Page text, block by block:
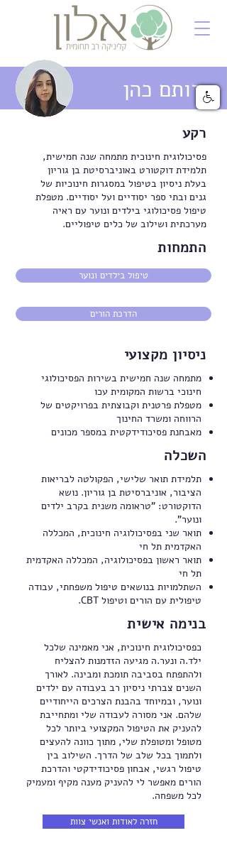
רותם כהן
רקע
פסיכולוגית חינוכית מתמחה שנה חמישית,
תלמידת דוקטורט באוניברסיטת בן גוריון
בעלת ניסיון בטיפול במסגרות חינוכיות של
גנים ובתי ספר יסודיים ועל יסודיים. מטפלת
טיפול פסיכולוגי בילדים ונוער עם ראיה
מערכתית ושילוב של כלים טיפוליים.
התמחות
טיפול בילדים ונוער
הדרכת הורים
ניסיון מקצועי
מתמחה שנה חמישית בשירות הפסיכולוגי
חינוכי ברשות המקומית עכו
מטפלת פרטנית וקבוצתית בפרויקטים של
הרווחה ומשרד החינוך
מאבחנת פסיכודידקטית במספר מכונים
השכלה
תלמידת תואר שלישי, הפקולטה לבריאות
הציבור, אוניברסיטת בן גוריון. נושא
הדוקטורט: "טראומה משנית בקרב ילדים
ונוער".
תואר שני בפסיכולוגיה חינוכית, המכללה
האקדמית תל חי
תואר ראשון בפסיכולוגיה, המכללה האקדמית
תל חי
השתלמויות בנושאים טיפול משפחתי, עבודה
טיפולית עם הורים וטיפול CBT.
בנימה אישית
כפסיכולוגית חינוכית, אני מאמינה שלכל
ילד.ה ונער.ה מגיעה הזדמנות להצליח
ולהתפתח בסביבה תומכת ומבינה. לאורך
השנים צברתי ניסיון רב בעבודה עם ילדים
ונוער, ובמיוחד בהבנת הצרכים הייחודיים
שלהם. אני מסורה לעבודה שלי ומתחייבת
להעניק את הטיפול המקצועי ביותר לכל
מטופל ומטופלת שלי, מתוך כוונה להעצים
ולתמוך בכל שלב של הדרך. השילוב בין
טיפול רגשי, אבחון פסיכודידקטי והדרכת
הורים מאפשר לי להעניק מענה מקיף ומעמיק
לכל משפחה.
חזרה לאודות ואנשי צוות